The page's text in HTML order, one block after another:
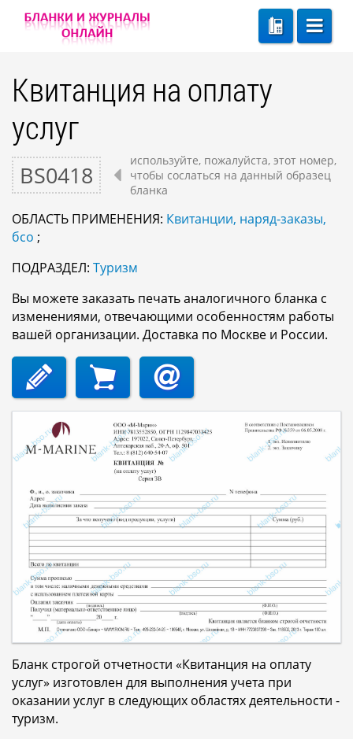
Квитанция на оплату
услуг
BS0418
используйте, пожалуйста, этот номер,
чтобы сослаться на данный образец
бланка
ОБЛАСТЬ ПРИМЕНЕНИЯ: Квитанции, наряд-заказы,
бсо ;
ПОДРАЗДЕЛ: Туризм
Вы можете заказать печать аналогичного бланка с
изменениями, отвечающими особенностям работы
вашей организации. Доставка по Москве и России.
Бланк строгой отчетности «Квитанция на оплату
услуг» изготовлен для выполнения учета при
оказании услуг в следующих областях деятельности -
туризм.